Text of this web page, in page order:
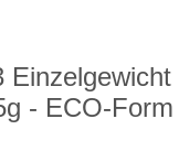
- ECO-Form